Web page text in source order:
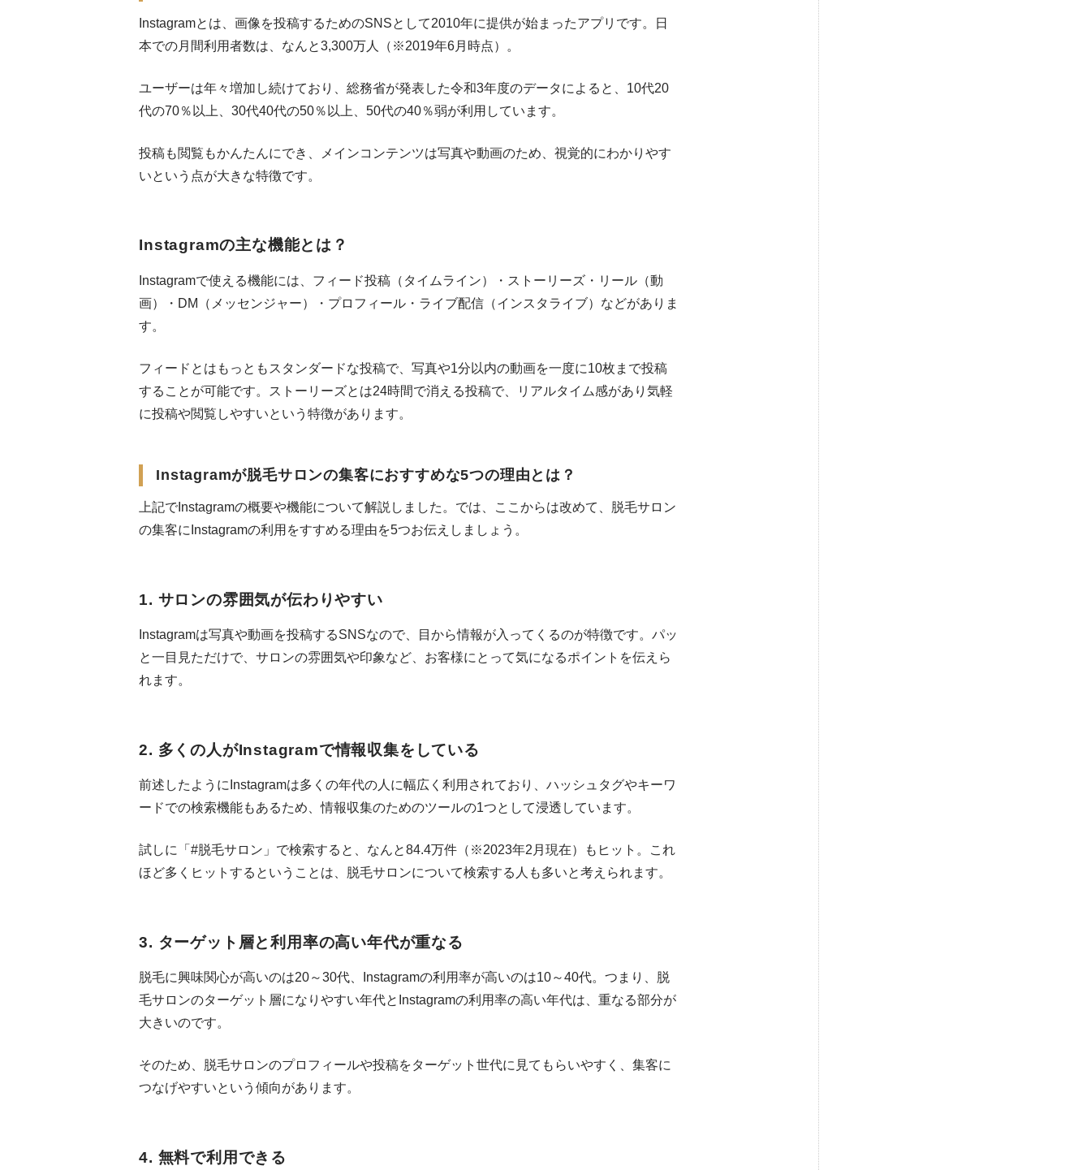
Instagramとは、画像を投稿するためのSNSとして2010年に提供が始まったアプリです。日
本での月間利用者数は、なんと3,300万人（※2019年6月時点）。
ユーザーは年々増加し続けており、総務省が発表した令和3年度のデータによると、10代20
代の70％以上、30代40代の50％以上、50代の40％弱が利用しています。
投稿も閲覧もかんたんにでき、メインコンテンツは写真や動画のため、視覚的にわかりやす
いという点が大きな特徴です。
Instagramの主な機能とは？
Instagramで使える機能には、フィード投稿（タイムライン）・ストーリーズ・リール（動
画）・DM（メッセンジャー）・プロフィール・ライブ配信（インスタライブ）などがありま
す。
フィードとはもっともスタンダードな投稿で、写真や1分以内の動画を一度に10枚まで投稿
することが可能です。ストーリーズとは24時間で消える投稿で、リアルタイム感があり気軽
に投稿や閲覧しやすいという特徴があります。
Instagramが脱毛サロンの集客におすすめな5つの理由とは？
上記でInstagramの概要や機能について解説しました。では、ここからは改めて、脱毛サロン
の集客にInstagramの利用をすすめる理由を5つお伝えしましょう。
1. サロンの雰囲気が伝わりやすい
Instagramは写真や動画を投稿するSNSなので、目から情報が入ってくるのが特徴です。パッ
と一目見ただけで、サロンの雰囲気や印象など、お客様にとって気になるポイントを伝えら
れます。
2. 多くの人がInstagramで情報収集をしている
前述したようにInstagramは多くの年代の人に幅広く利用されており、ハッシュタグやキーワ
ードでの検索機能もあるため、情報収集のためのツールの1つとして浸透しています。
試しに「#脱毛サロン」で検索すると、なんと84.4万件（※2023年2月現在）もヒット。これ
ほど多くヒットするということは、脱毛サロンについて検索する人も多いと考えられます。
3. ターゲット層と利用率の高い年代が重なる
脱毛に興味関心が高いのは20～30代、Instagramの利用率が高いのは10～40代。つまり、脱
毛サロンのターゲット層になりやすい年代とInstagramの利用率の高い年代は、重なる部分が
大きいのです。
そのため、脱毛サロンのプロフィールや投稿をターゲット世代に見てもらいやすく、集客に
つなげやすいという傾向があります。
4. 無料で利用できる